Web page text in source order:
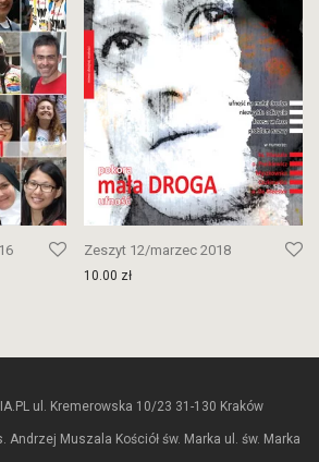
Zeszyt 12/marzec 2018
10.00 zł
ul. Kremerowska 10/23 31-130 Kraków
Andrzej Muszala Kościół św. Marka ul. św. Marka